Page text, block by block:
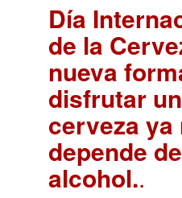
Día
de la
nueva
disfrutar
cerveza ya
depende
alcohol..